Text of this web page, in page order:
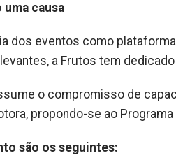
uma causa
dos eventos como
a Frutos tem
o compromisso de
propondo-se ao
são os seguintes: